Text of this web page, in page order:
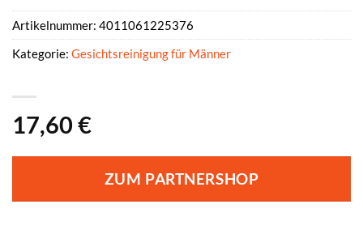
17,60 €
ZUM PARTNERSHOP
Artikelnummer: 4011061225376
Kategorie: Gesichtsreinigung für Männer